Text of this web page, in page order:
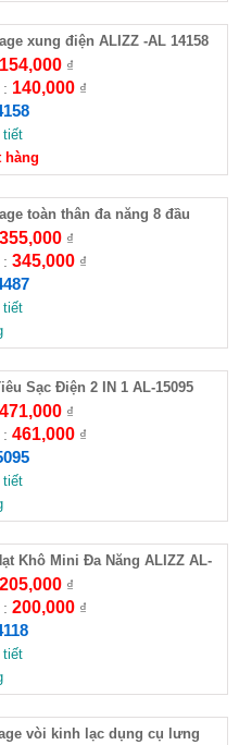
xung điện ALIZZ -AL 14158
154,000₫
140,000₫
hàng
toàn thân đa năng 8 đầu
355,000₫
345,000₫
Sạc Điện 2 IN 1 AL-15095
471,000₫
461,000₫
Khô Mini Đa Năng ALIZZ AL-
205,000₫
200,000₫
vòi kinh lạc dụng cụ lưng